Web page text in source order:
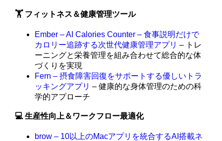
🏋️ フィットネス＆健康管理ツール
Ember – AI Calories Counter – 食事説明だけで
カロリー追跡する次世代健康管理アプリ – トレ
ーニングと栄養管理を組み合わせて総合的な体
づくりを実現
Fern – 摂食障害回復をサポートする優しいトラ
ッキングアプリ – 健康的な身体管理のための科
学的アプローチ
💻 生産性向上＆ワークフロー最適化
brow – 10以上のMacアプリを統合するAI搭載ネ